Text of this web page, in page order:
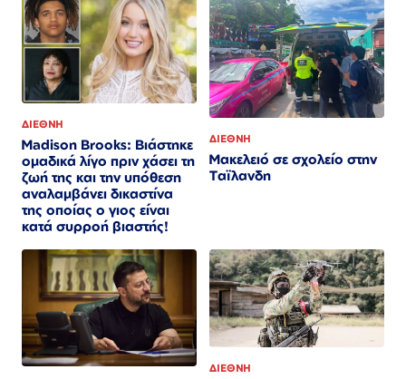
ΔΙΕΘΝΗ
Madison Brooks: Βιάστηκε
ομαδικά λίγο πριν χάσει τη
ζωή της και την υπόθεση
αναλαμβάνει δικαστίνα
της οποίας ο γιος είναι
κατά συρροή βιαστής!
ΔΙΕΘΝΗ
Μακελειό σε σχολείο στην
Ταϊλανδη
ΔΙΕΘΝΗ